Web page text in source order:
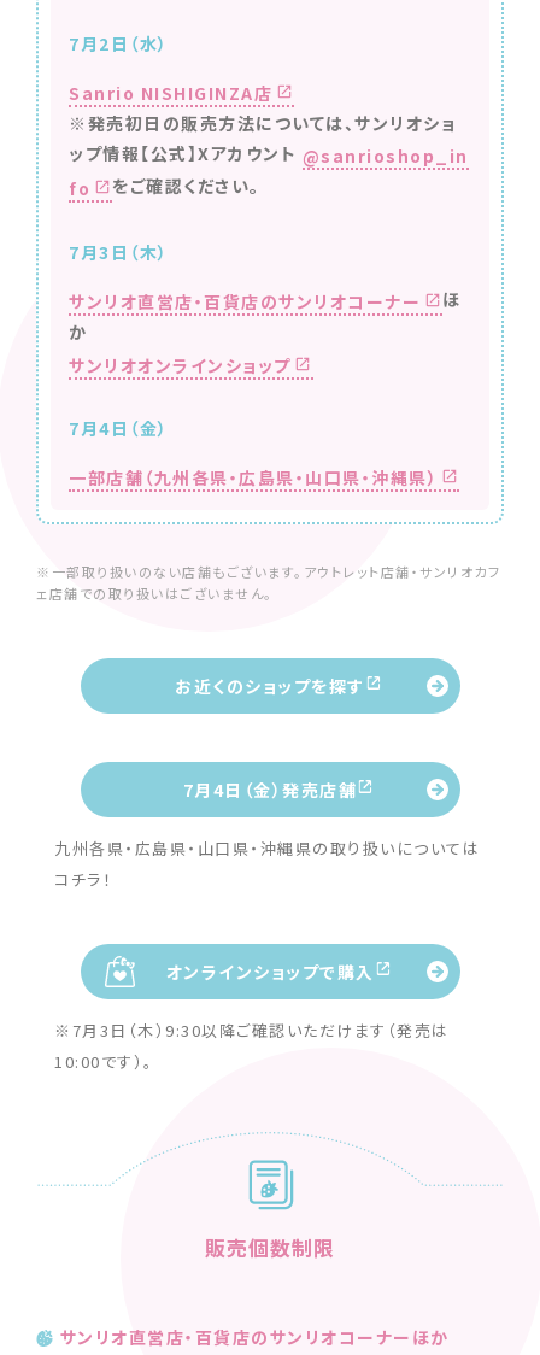
7月2日（水）
Sanrio NISHIGINZA店
※発売初日の販売方法については、サンリオショ
ップ情報【公式】Xアカウント @sanrioshop_in
fo
をご確認ください。
7月3日（木）
サンリオ直営店・百貨店のサンリオコーナー
ほ
か
サンリオオンラインショップ
7月4日（金）
一部店舗（九州各県・広島県・山口県・沖縄県）
※一部取り扱いのない店舗もございます。アウトレット店舗・サンリオカフ
ェ店舗での取り扱いはございません。
お近くのショップを探す
7月4日（金）発売店舗
九州各県・広島県・山口県・沖縄県の取り扱いについては
コチラ！
オンラインショップで購入
※7月3日（木）9:30以降ご確認いただけます（発売は
10:00です）。
販売個数制限
サンリオ直営店・百貨店のサンリオコーナーほか